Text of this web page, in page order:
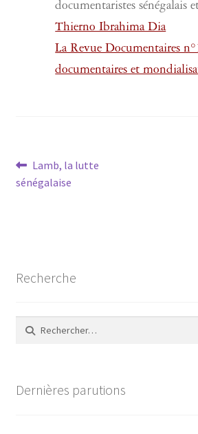
documentaristes sénégalais
Thierno Ibrahima Dia
La Revue Documentaires
documentaires et
Navigation
de
Article
précédent :
Lamb, la lutte
sénégalaise
Recherche
Rechercher :
Dernières parutions